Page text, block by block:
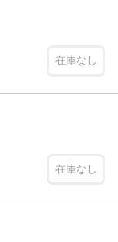
在庫なし
在庫なし